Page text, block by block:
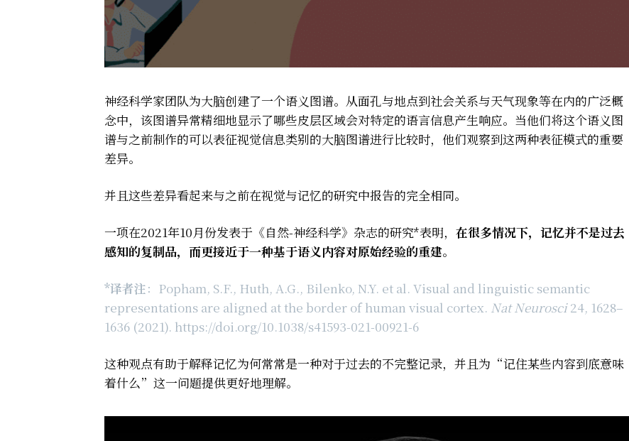
神经科学家团队为大脑创建了一个语义图谱。从面孔与地点到社会关系与天气现象等在内的广泛概
念中，该图谱异常精细地显示了哪些皮层区域会对特定的语言信息产生响应。当他们将这个语义图
谱与之前制作的可以表征视觉信息类别的大脑图谱进行比较时，他们观察到这两种表征模式的重要
差异。
并且这些差异看起来与之前在视觉与记忆的研究中报告的完全相同。
一项在2021年10月份发表于《自然-神经科学》杂志的研究*表明， 在很多情况下，记忆并不是过去
感知的复制品，而更接近于一种基于语义内容对原始经验的重建。
*译者注：Popham, S.F., Huth, A.G., Bilenko, N.Y. et al. Visual and linguistic semantic
representations are aligned at the border of human visual cortex. Nat Neurosci24, 1628–
1636 (2021). https://doi.org/10.1038/s41593-021-00921-6
这种观点有助于解释记忆为何常常是一种对于过去的不完整记录，并且为“记住某些内容到底意味
着什么”这一问题提供更好地理解。